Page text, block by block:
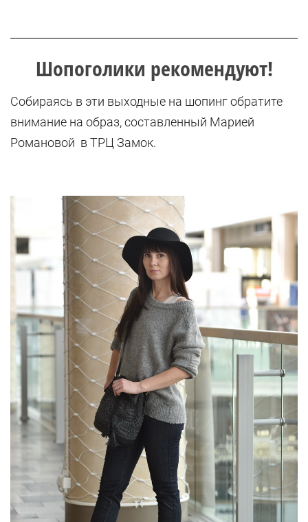
Шопоголики рекомендуют!
Собираясь в эти выходные на шопинг обратите
внимание на образ, составленный Марией
Романовой в ТРЦ Замок.